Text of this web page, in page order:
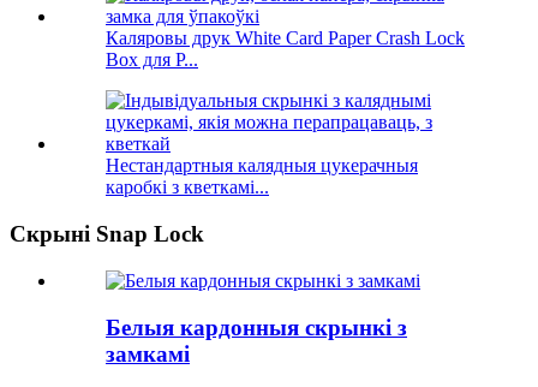
Каляровы друк White Card Paper Crash Lock
Box для P...
Нестандартныя калядныя цукерачныя
каробкі з кветкамі...
Скрыні Snap Lock
Белыя кардонныя скрынкі з
замкамі